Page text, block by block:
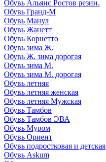
Обувь Альянс Ростов резин.
Обувь Гранд-М
Обувь Манул
Обувь Жанетт
Обувь Корнетто
Обувь зима Ж.
Обувь Ж. зима дорогая
Обувь зима М.
Обувь зима М. дорогая
Обувь летняя
Обувь летняя женская
Обувь летняя Мужская
Обувь Тамбов
Обувь Тамбов ЭВА
Обувь Муром
Обувь Ориент
Обувь подростковая и детская
Обувь Askum